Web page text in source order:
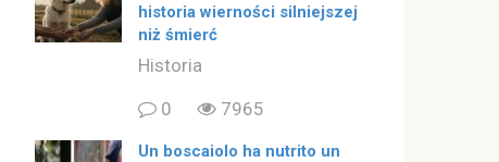
historia wierności silniejszej
niż śmierć
Historia
0
7965
Un boscaiolo ha nutrito un